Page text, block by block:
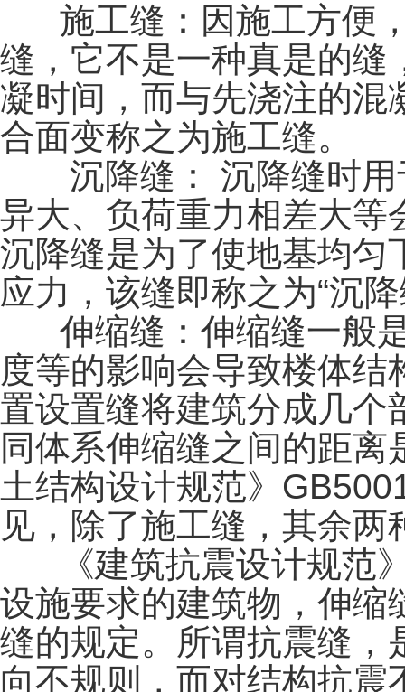
施工缝：因施工方便
缝，它不是一种真是的缝
凝时间，而与先浇注的混
合面变称之为施工缝。
沉降缝： 沉降缝时
异大、负荷重力相差大等
沉降缝是为了使地基均匀
应力，该缝即称之为“沉降
伸缩缝：伸缩缝一般
度等的影响会导致楼体
置设置缝将建筑分成几个
同体系伸缩缝之间的距
土结构设计规范》
见，除了施工缝，其余
《建筑抗震设计规范
设施要求的建筑物，伸缩
缝的规定。所谓抗震缝，
向不规则，而对结构抗